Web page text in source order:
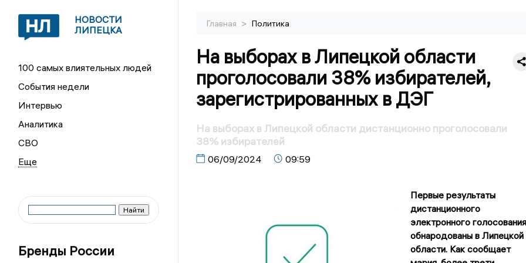
НОВОСТИ
ЛИПЕЦКА
100 самых влиятельных людей
События недели
Интервью
Аналитика
СВО
Бренды России
Главная > Политика
На выборах в Липецкой области
проголосовали 38% избирателей,
зарегистрированных в ДЭГ
На выборах в Липецкой области дистанционно проголосовали
38% избирателей
06/09/2024 09:59
Первые результаты
дистанционного
электронного голосования
обнародованы в Липецкой
области. Как сообщает